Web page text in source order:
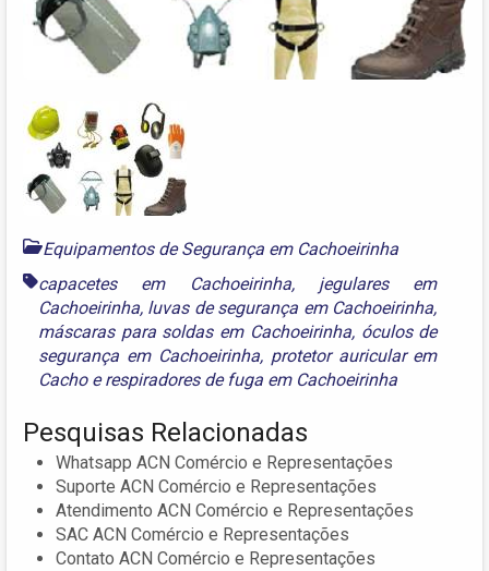
Equipamentos de Segurança em Cachoeirinha
capacetes em Cachoeirinha, jegulares em
Cachoeirinha, luvas de segurança em Cachoeirinha,
máscaras para soldas em Cachoeirinha, óculos de
segurança em Cachoeirinha, protetor auricular em
Cachoerespiradores de fuga em Cachoeirinha
Pesquisas Relacionadas
Whatsapp ACN Comércio e Representações
Suporte ACN Comércio e Representações
Atendimento ACN Comércio e Representações
SAC ACN Comércio e Representações
Contato ACN Comércio e Representações